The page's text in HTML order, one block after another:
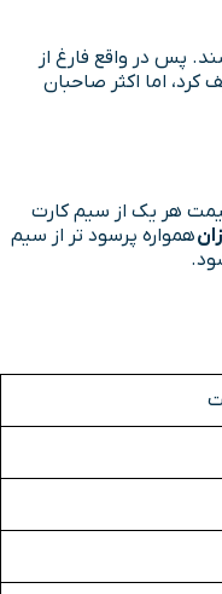
دارند برای رونق کسب و کار و یا حفظ پرستیژ شخصی و فارغ از شماره و رند بودن خط، یک سیم کارت 0912 داشته باشند. پس در واقع فارغ از
کارت 0912 دارد. نمی توان یک چهاچوب کلی تعریف کرد، اما اکثر صاحبان
دیگر ندارند. اما قیمت سیم کارت کد 1 تقریبا ده برابر سیم کارت کد 0 می باشد. فارغ از قیمت هر یک از سیم کارت
همواره پرسود تر از سیم